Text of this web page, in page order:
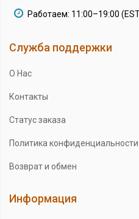
Работаем: 11:00–19:00
Служба поддержки
О Нас
Контакты
Статус заказа
Политика конфиденциальности
Возврат и обмен
Информация